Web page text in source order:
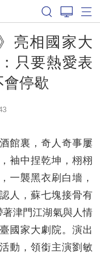
亮相國家大
只要熱愛表
停歇
裏，奇人奇事屢
袖中捏乾坤，栩栩
一襲黑衣刷白墻，
人，蘇七塊接骨有
津門江湖氣與人情
國家大劇院。演出
動，領銜主演劉敏